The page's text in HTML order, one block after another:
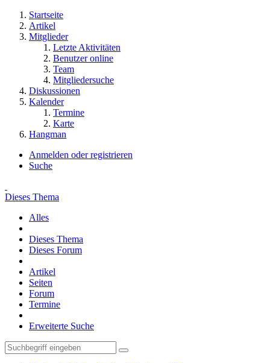
Startseite
Artikel
Mitglieder
Letzte Aktivitäten
Benutzer online
Team
Mitgliedersuche
Diskussionen
Kalender
Termine
Karte
Hangman
Anmelden oder registrieren
Suche
Dieses Thema
Alles
Dieses Thema
Dieses Forum
Artikel
Seiten
Forum
Termine
Erweiterte Suche